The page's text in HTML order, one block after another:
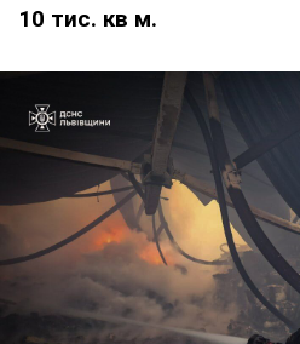
10 тис. кв м.